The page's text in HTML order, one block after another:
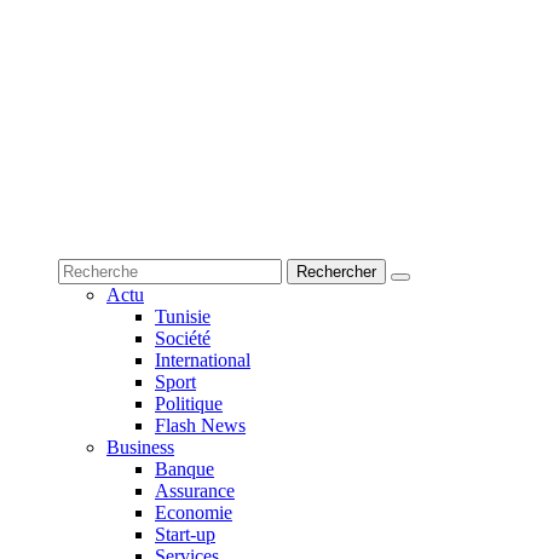
Actu
Tunisie
Société
International
Sport
Politique
Flash News
Business
Banque
Assurance
Economie
Start-up